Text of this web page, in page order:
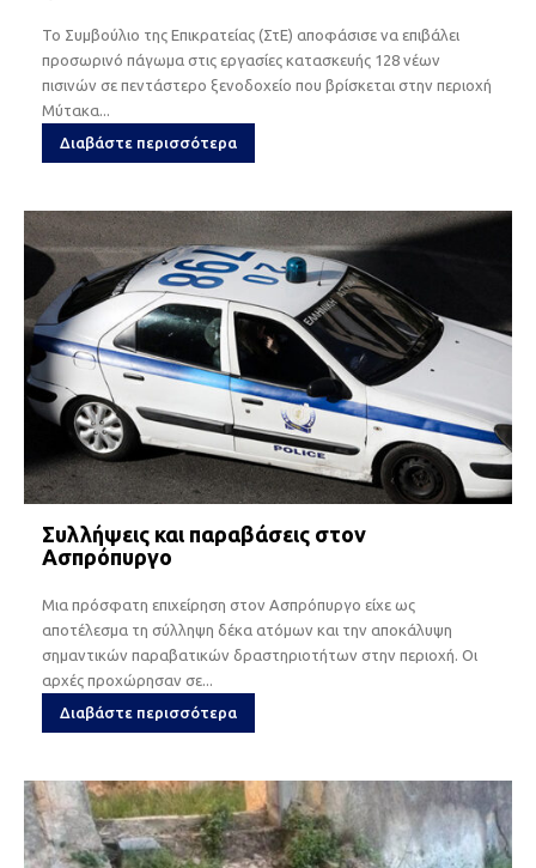
Το Συμβούλιο της Επικρατείας (ΣτΕ) αποφάσισε να επιβάλει
προσωρινό πάγωμα στις εργασίες κατασκευής 128 νέων
πισινών σε πεντάστερο ξενοδοχείο που βρίσκεται στην περιοχή
Μύτακα...
Διαβάστε περισσότερα
Συλλήψεις και παραβάσεις στον
Ασπρόπυργο
Μια πρόσφατη επιχείρηση στον Ασπρόπυργο είχε ως
αποτέλεσμα τη σύλληψη δέκα ατόμων και την αποκάλυψη
σημαντικών παραβατικών δραστηριοτήτων στην περιοχή. Οι
αρχές προχώρησαν σε...
Διαβάστε περισσότερα